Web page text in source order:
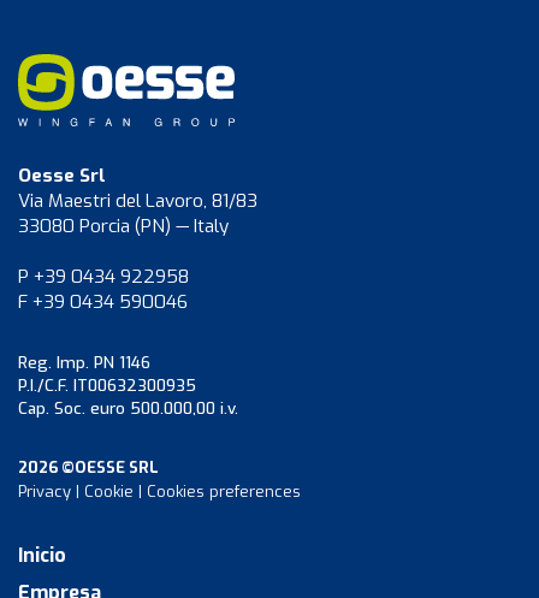
Oesse Srl
Via Maestri del Lavoro, 81/83
33080 Porcia (PN) — Italy
P +39 0434 922958
F +39 0434 590046
Reg. Imp. PN 1146
P.I./C.F. IT00632300935
Cap. Soc. euro 500.000,00 i.v.
2026 ©OESSE SRL
Privacy | Cookie | Cookies preferences
Inicio
Empresa